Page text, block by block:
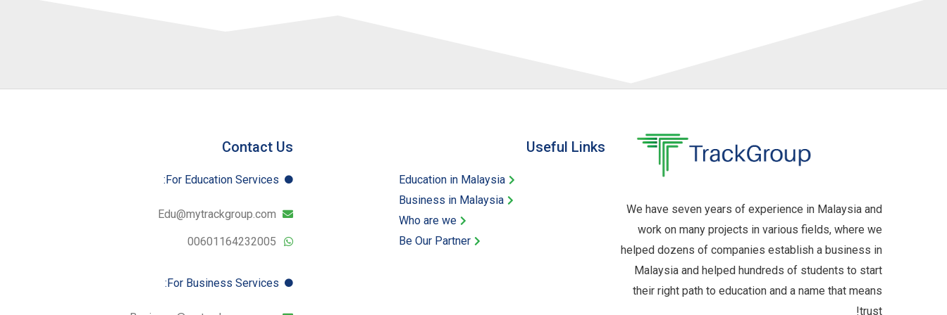
We have seven years of experience in Malaysia and
work on many projects in various fields, where we
helped dozens of companies establish a business in
Malaysia and helped hundreds of students to start
their right path to education and a name that means
trust!
Useful Links​
Education in Malaysia
Business in Malaysia​
Who are we
Be Our Partner​
Contact Us
For Education​ Services:
Edu@mytrackgroup.com
00601164232005
For Business​ Services: